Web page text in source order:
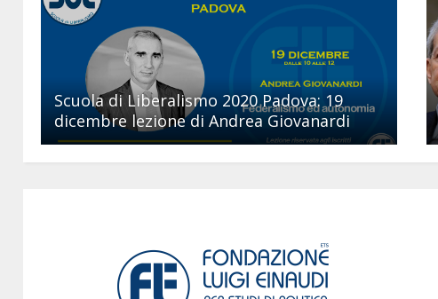
Scuola di Liberalismo 2020 Padova: 19
dicembre lezione di Andrea Giovanardi